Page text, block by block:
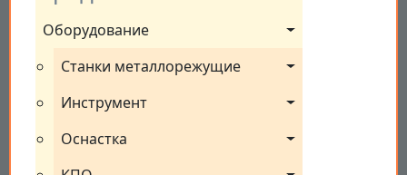
Оборудование
Станки металлорежущие
Инструмент
Оснастка